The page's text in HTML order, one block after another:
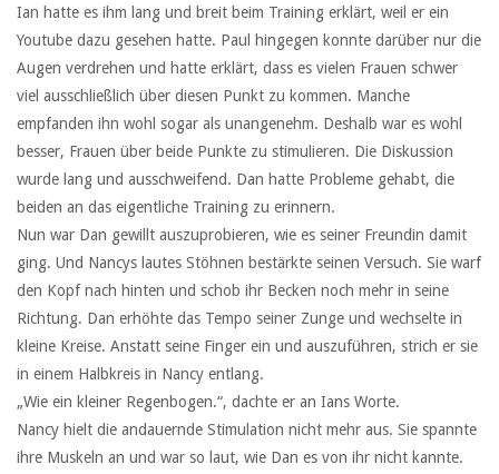
Ian hatte es ihm lang und breit beim Training erklärt, weil er ein
Youtube dazu gesehen hatte. Paul hingegen konnte darüber nur die
Augen verdrehen und hatte erklärt, dass es vielen Frauen schwer
viel ausschließlich über diesen Punkt zu kommen. Manche
empfanden ihn wohl sogar als unangenehm. Deshalb war es wohl
besser, Frauen über beide Punkte zu stimulieren. Die Diskussion
wurde lang und ausschweifend. Dan hatte Probleme gehabt, die
beiden an das eigentliche Training zu erinnern.
Nun war Dan gewillt auszuprobieren, wie es seiner Freundin damit
ging. Und Nancys lautes Stöhnen bestärkte seinen Versuch. Sie warf
den Kopf nach hinten und schob ihr Becken noch mehr in seine
Richtung. Dan erhöhte das Tempo seiner Zunge und wechselte in
kleine Kreise. Anstatt seine Finger ein und auszuführen, strich er sie
in einem Halbkreis in Nancy entlang.
„Wie ein kleiner Regenbogen.“, dachte er an Ians Worte.
Nancy hielt die andauernde Stimulation nicht mehr aus. Sie spannte
ihre Muskeln an und war so laut, wie Dan es von ihr nicht kannte.